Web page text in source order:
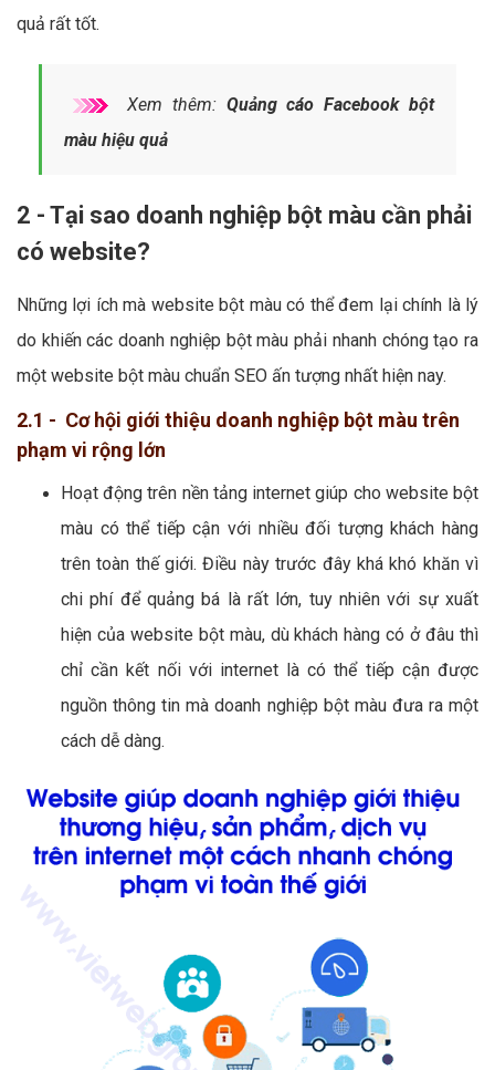
quả rất tốt.
Xem thêm: Quảng cáo Facebook bột
màu hiệu quả
2 - Tại sao doanh nghiệp bột màu cần phải
có website?
Những lợi ích mà website bột màu có thể đem lại chính là lý
do khiến các doanh nghiệp bột màu phải nhanh chóng tạo ra
một website bột màu chuẩn SEO ấn tượng nhất hiện nay.
2.1 - Cơ hội giới thiệu doanh nghiệp bột màu trên
phạm vi rộng lớn
Hoạt động trên nền tảng internet giúp cho website bột
màu có thể tiếp cận với nhiều đối tượng khách hàng
trên toàn thế giới. Điều này trước đây khá khó khăn vì
chi phí để quảng bá là rất lớn, tuy nhiên với sự xuất
hiện của website bột màu, dù khách hàng có ở đâu thì
chỉ cần kết nối với internet là có thể tiếp cận được
nguồn thông tin mà doanh nghiệp bột màu đưa ra một
cách dễ dàng.